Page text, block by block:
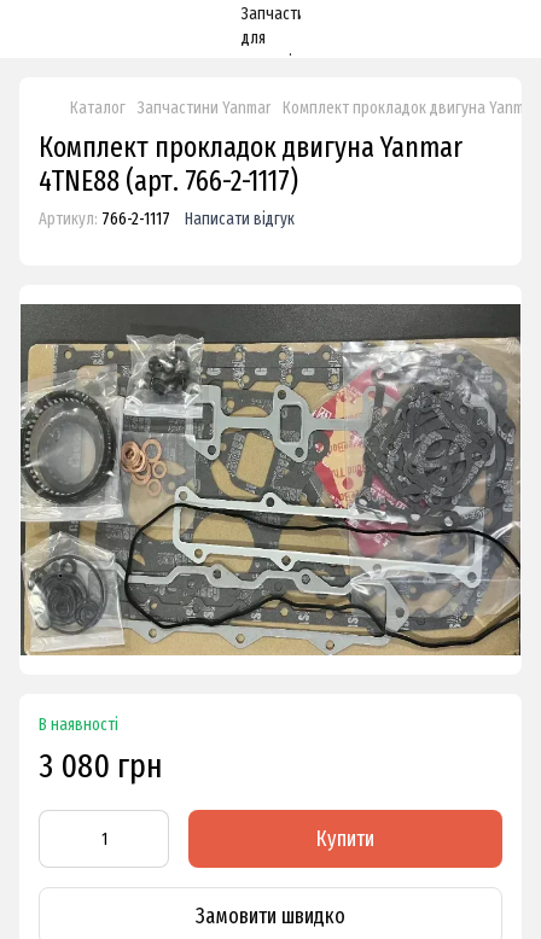
Каталог Запчастини Yanmar Комплект прокладок двигуна Yanmar
Комплект прокладок двигуна Yanmar
4TNE88 (арт. 766-2-1117)
Артикул: 766-2-1117 Написати відгук
В наявності
3 080 грн
Купити
Замовити швидко